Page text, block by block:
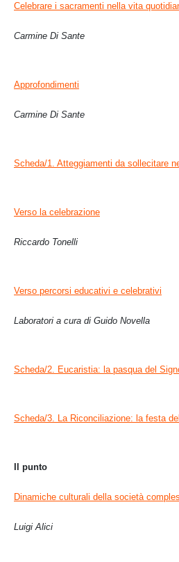
Celebrare i sacramenti nella vita
Carmine Di Sante
Approfondimenti
Carmine Di Sante
Scheda/1. Atteggiamenti da sollecitare
Verso la celebrazione
Riccardo Tonelli
Verso percorsi educativi e celebrativi
Laboratori a cura di Guido Novella
Scheda/2. Eucaristia: la pasqua del
Scheda/3. La Riconciliazione: la festa
Il punto
Dinamiche culturali della società
Luigi Alici